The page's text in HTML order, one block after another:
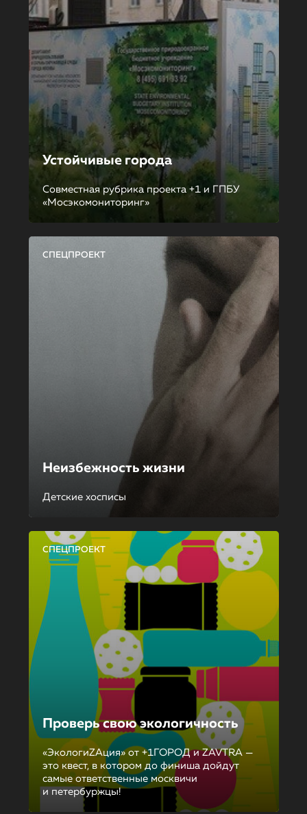
Устойчивые города
Совместная рубрика проекта +1 и ГПБУ
«Мосэкомониторинг»
СПЕЦПРОЕКТ
Неизбежность жизни
Детские хосписы
СПЕЦПРОЕКТ
Проверь свою экологичность
«ЭкологиZAция» от +1ГОРОД и ZAVTRA —
это квест, в котором до финиша дойдут
самые ответственные москвичи
и петербуржцы!